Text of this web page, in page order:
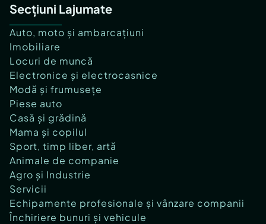
Secțiuni Lajumate
Auto, moto și ambarcațiuni
Imobiliare
Locuri de muncă
Electronice și electrocasnice
Modă și frumusețe
Piese auto
Casă și grădină
Mama și copilul
Sport, timp liber, artă
Animale de companie
Agro și Industrie
Servicii
Echipamente profesionale și vânzare companii
Închiriere bunuri și vehicule